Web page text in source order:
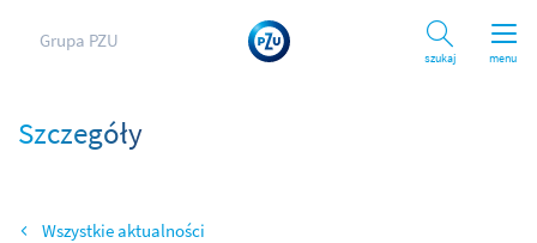
menu
Grupa PZU
Szukaj
Szczegóły
Wszystkie aktualności